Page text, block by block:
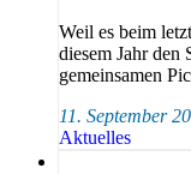
Weil es beim
diesem Jahr den
gemeinsamen
11. September
Aktuelles